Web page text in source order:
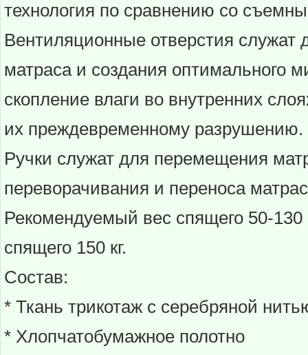
технология по сравнению со
Вентиляционные отверстия служат
матраса и создания оптимального
скопление влаги во внутренних
их преждевременному разрушению.
Ручки служат для перемещения
переворачивания и переноса
Рекомендуемый вес спящего 50-
спящего 150 кг.
Состав:
* Ткань трикотаж с серебряной
* Хлопчатобумажное полотно